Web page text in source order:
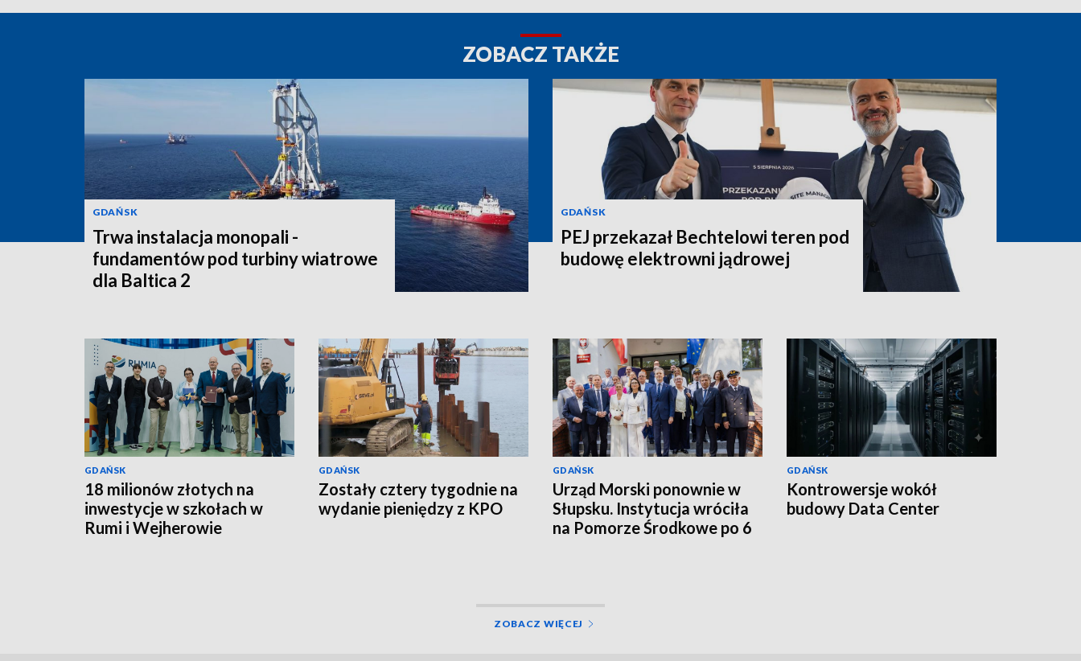
ZOBACZ TAKŻE
GDAŃSK
Trwa instalacja monopali -
fundamentów pod turbiny wiatrowe
dla Baltica 2
GDAŃSK
PEJ przekazał Bechtelowi teren pod
budowę elektrowni jądrowej
GDAŃSK
18 milionów złotych na
inwestycje w szkołach w
Rumi i Wejherowie
GDAŃSK
Zostały cztery tygodnie na
wydanie pieniędzy z KPO
GDAŃSK
Urząd Morski ponownie w
Słupsku. Instytucja wróciła
na Pomorze Środkowe po 6
GDAŃSK
Kontrowersje wokół
budowy Data Center
ZOBACZ WIĘCEJ